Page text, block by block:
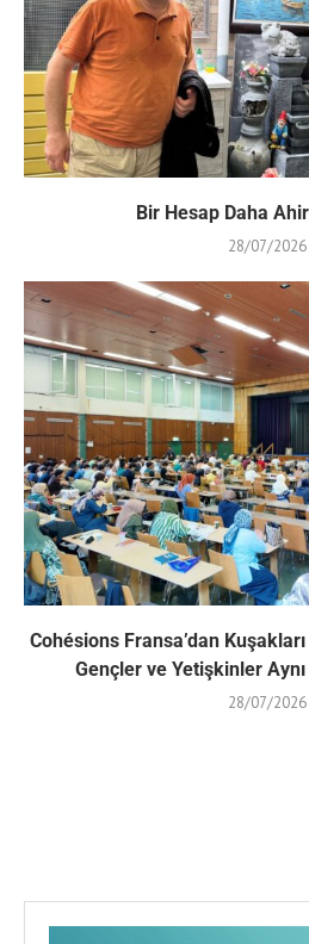
Bir Hesap Daha
28/07/2026
Cohésions Fransa’dan
Gençler ve Yetişkinler
28/07/2026